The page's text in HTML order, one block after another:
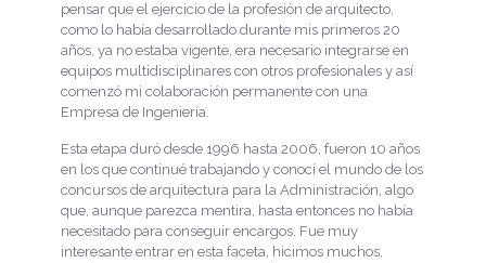
pensar que el ejercicio de la profesión de arquitecto,
como lo había desarrollado durante mis primeros 20
años, ya no estaba vigente, era necesario integrarse en
equipos multidisciplinares con otros profesionales y así
comenzó mi colaboración permanente con una
Empresa de Ingeniería.
Esta etapa duró desde 1996 hasta 2006, fueron 10 años
en los que continué trabajando y conocí el mundo de los
concursos de arquitectura para la Administración, algo
que, aunque parezca mentira, hasta entonces no había
necesitado para conseguir encargos. Fue muy
interesante entrar en esta faceta, hicimos muchos,